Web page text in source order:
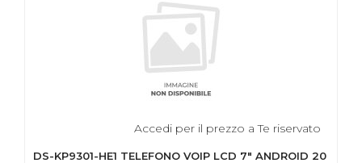
Accedi per il prezzo a Te riservato
DS-KP9301-HE1 TELEFONO VOIP LCD 7" ANDROID 20